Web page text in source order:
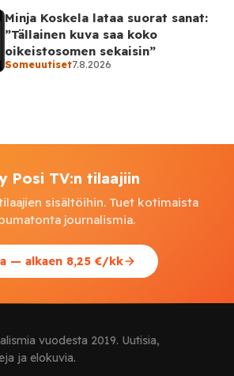
Minja Koskela lataa suorat sanat:
”Tällainen kuva saa koko
oikeistosomen sekaisin”
Someuutiset7.8.2026
Posi TV:n tilaajiin
sisältöihin. Tuet kotimaista
journalismia.
— alkaen 8,25 €/kk
vuodesta 2019. Uutisia,
ja elokuvia.